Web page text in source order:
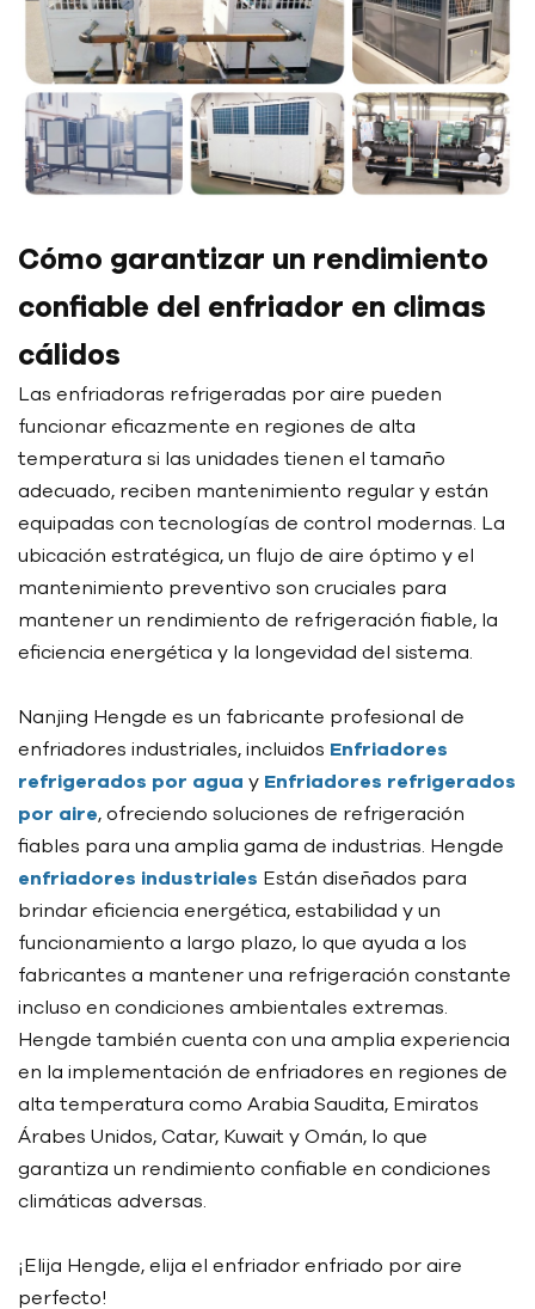
Cómo garantizar un rendimiento
confiable del enfriador en climas
cálidos
Las enfriadoras refrigeradas por aire pueden
funcionar eficazmente en regiones de alta
temperatura si las unidades tienen el tamaño
adecuado, reciben mantenimiento regular y están
equipadas con tecnologías de control modernas. La
ubicación estratégica, un flujo de aire óptimo y el
mantenimiento preventivo son cruciales para
mantener un rendimiento de refrigeración fiable, la
eficiencia energética y la longevidad del sistema.
Nanjing Hengde es un fabricante profesional de
enfriadores industriales, incluidos Enfriadores
refrigerados por agua y Enfriadores refrigerados
por aire , ofreciendo soluciones de refrigeración
fiables para una amplia gama de industrias. Hengde
enfriadores industriales Están diseñados para
brindar eficiencia energética, estabilidad y un
funcionamiento a largo plazo, lo que ayuda a los
fabricantes a mantener una refrigeración constante
incluso en condiciones ambientales extremas.
Hengde también cuenta con una amplia experiencia
en la implementación de enfriadores en regiones de
alta temperatura como Arabia Saudita, Emiratos
Árabes Unidos, Catar, Kuwait y Omán, lo que
garantiza un rendimiento confiable en condiciones
climáticas adversas.
¡Elija Hengde, elija el enfriador enfriado por aire
perfecto!